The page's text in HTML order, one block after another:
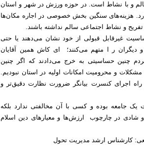
و با نشاط است. در حوزه ورزش در شهر و استان
هزینه‌های سنگین بخش خصوصی در اجاره مکان‌ها
و نشاط اجتماعی سالم نداشته باشند.
غیرقابل ‌قبولی از خود نشان می‌دهند یا حتی
دیگران ر ا متهم می‌کنند؛ ای کاش همین آقایان
چنین حساسیتی به خرج می‌دادند که اگر چنین
و محرومیت امکانات اولیه در استان نبودیم.
راه اجرای کنسرت بیانگر ضرورت نظارت دقیق‌تر و
جامعه بوده و کسی با آن مخالفتی ندارد بلکه
شادی در چارچوب ارزش‌ها و معیار‌های دین اسلام
مدیریت تحول